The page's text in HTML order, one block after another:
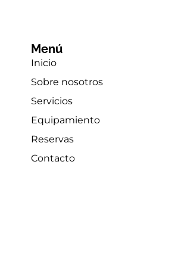
Menú
Inicio
Sobre nosotros
Servicios
Equipamiento
Reservas
Contacto